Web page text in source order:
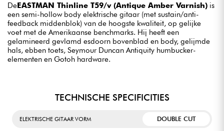
DeEASTMAN Thinline T59/v (Antique Amber Varnish) is
een semi-hollow body elektrische gitaar (met sustain/anti-
feedback middenblok) van de hoogste kwaliteit, op gelijke
voet met de Amerikaanse benchmarks. Hij heeft een
gelamineerd gevlamd esdoorn bovenblad en body, gelijmde
hals, ebben toets, Seymour Duncan Antiquity humbucker-
elementen en Gotoh hardware.
TECHNISCHE SPECIFICITIES
ELEKTRISCHE GITAAR VORM DOUBLE CUT